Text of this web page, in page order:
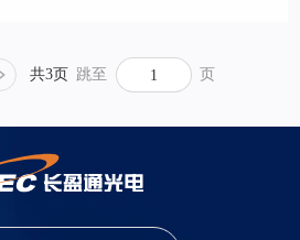
共3页 跳至 页